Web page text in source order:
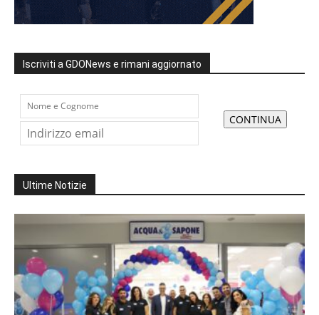
Iscriviti a GDONews e rimani aggiornato
Ultime Notizie